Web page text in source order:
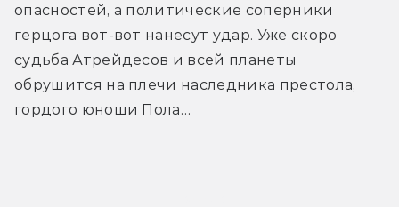
опасностей, а политические соперники
герцога вот-вот нанесут удар. Уже скоро
судьба Атрейдесов и всей планеты
обрушится на плечи наследника престола,
гордого юноши Пола…